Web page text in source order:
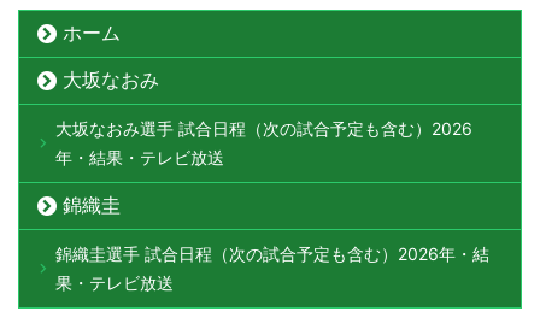
ホーム
大坂なおみ
大坂なおみ選手 試合日程（次の試合予定も含む）2026
年・結果・テレビ放送
錦織圭
錦織圭選手 試合日程（次の試合予定も含む）2026年・結
果・テレビ放送